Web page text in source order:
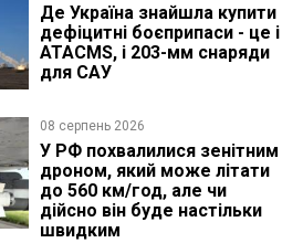
Де Україна знайшла купити
дефіцитні боєприпаси - це і
ATACMS, і 203-мм снаряди
для САУ
08 серпень 2026
У РФ похвалилися зенітним
дроном, який може літати
до 560 км/год, але чи
дійсно він буде настільки
швидким